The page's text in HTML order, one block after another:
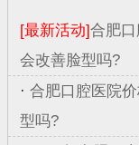
[最新活动]合肥
会改善脸型吗?
· 合肥口腔医院
型吗?